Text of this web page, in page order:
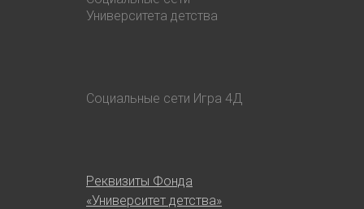
Университета детства
Реквизиты Фонда
«Университет детства»
Социальные сети Игра 4Д